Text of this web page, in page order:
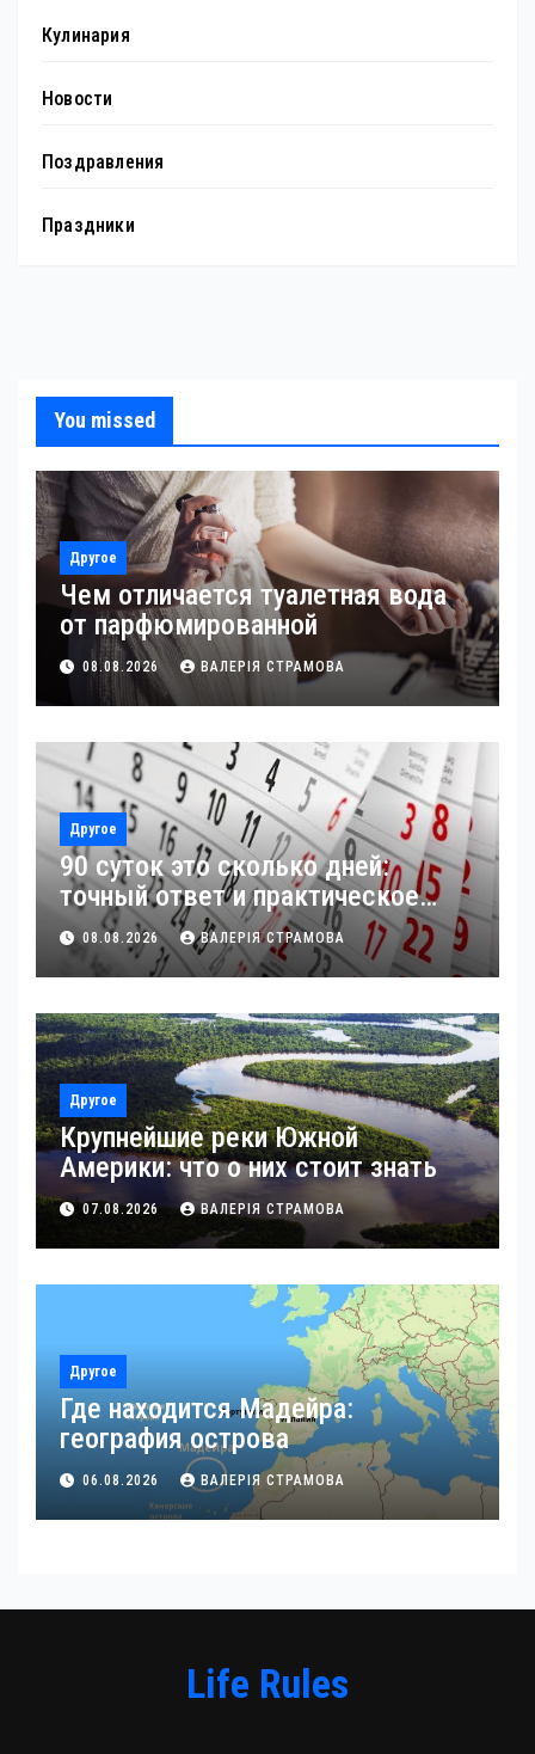
Кулинария
Новости
Поздравления
Праздники
You missed
Другое
Чем отличается туалетная вода
от парфюмированной
08.08.2026 ВАЛЕРІЯ СТРАМОВА
Другое
90 суток это сколько дней:
точный ответ и практическое
применение
08.08.2026 ВАЛЕРІЯ СТРАМОВА
Другое
Крупнейшие реки Южной
Америки: что о них стоит знать
07.08.2026 ВАЛЕРІЯ СТРАМОВА
Другое
Где находится Мадейра:
география острова
06.08.2026 ВАЛЕРІЯ СТРАМОВА
Life Rules